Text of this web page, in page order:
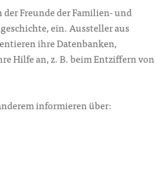
Freunde der Familien- und
ein. Aussteller aus
ihre Datenbanken,
Hilfe an, z. B. beim Entziffern von
informieren über: